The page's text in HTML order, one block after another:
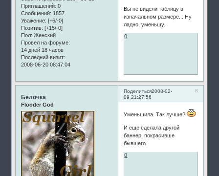
Приглашений: 0
Сообщений: 1857
Уважение: [+6/-0]
Позитив: [+15/-0]
Пол: Женский
Провел на форуме:
14 дней 18 часов
Последний визит:
2008-06-20 08:47:04
Вы не видели таблицу в
изначальном размере... Ну
ладно, уменьшу.
0
Поделиться 8
2008-02-
09 21:27:56
Белочка
Flooder God
Уменьшила. Так лучше?
И еще сделала другой
баннер, покрасивше
бывшего.
0